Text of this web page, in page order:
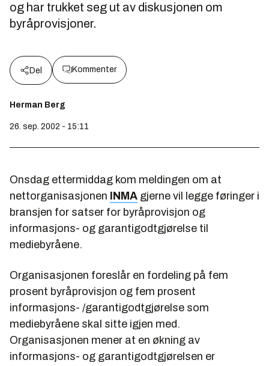
og har trukket seg ut av diskusjonen om
byråprovisjoner.
Del Kommenter
Herman Berg
26. sep. 2002 - 15:11
Onsdag ettermiddag kom meldingen om at
nettorganisasjonen
INMA gjerne vil legge føringer i
bransjen for satser for byråprovisjon og
informasjons- og garantigodtgjørelse til
mediebyråene.
Organisasjonen foreslår en fordeling på fem
prosent byråprovisjon og fem prosent
informasjons- /garantigodtgjørelse som
mediebyråene skal sitte igjen med.
Organisasjonen mener at en økning av
informasjons- og garantigodtgjørelsen er